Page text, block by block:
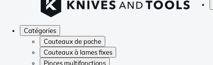
Catégories
Couteaux de poche
Couteaux à lames fixes
Pinces multifonctions